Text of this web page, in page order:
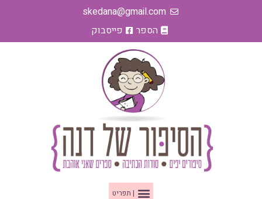
skedana@gmail.com
הספר
פייסבוק
תפריט